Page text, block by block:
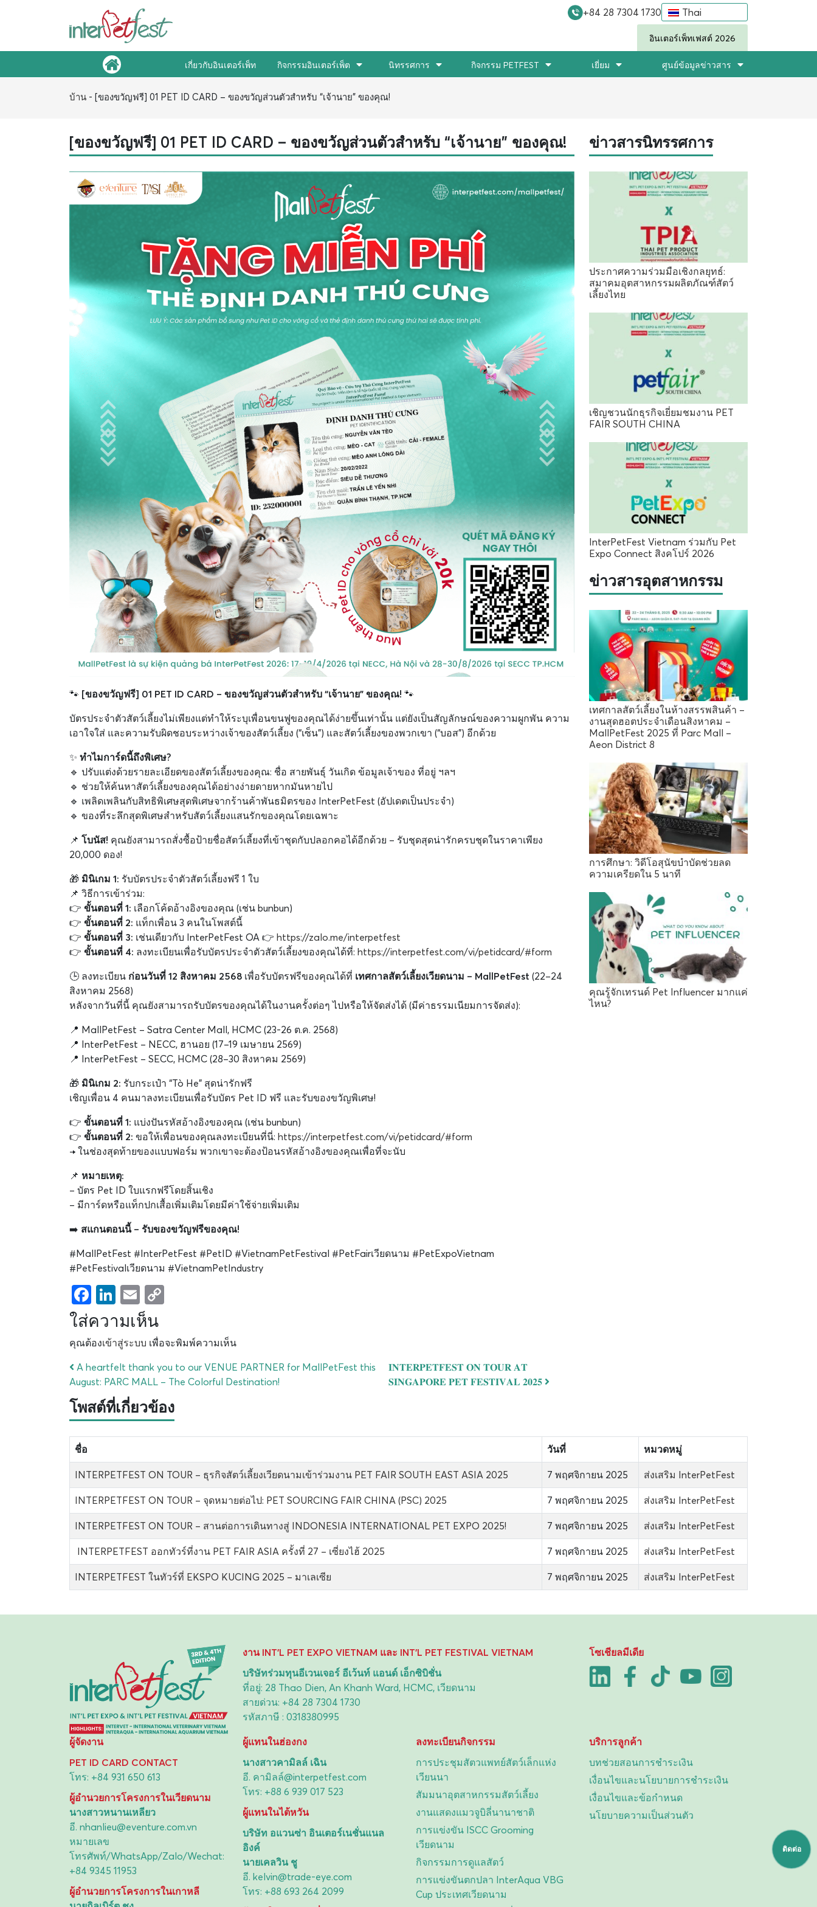
+84 28 7304 1730 Thai
อินเตอร์เพ็ทเฟสต์ 2026
เกี่ยวกับอินเตอร์เพ็ท กิจกรรมอินเตอร์เพ็ต นิทรรศการ กิจกรรม PETFEST เยี่ยม ศูนย์ข้อมูลข่าวสาร
บ้าน - [ของขวัญฟรี] 01 PET ID CARD – ของขวัญส่วนตัวสำหรับ “เจ้านาย” ของคุณ!
[ของขวัญฟรี] 01 PET ID CARD – ของขวัญส่วนตัวสำหรับ “เจ้านาย” ของคุณ!
🐾 [ของขวัญฟรี] 01 PET ID CARD – ของขวัญส่วนตัวสำหรับ “เจ้านาย” ของคุณ! 🐾
บัตรประจำตัวสัตว์เลี้ยงไม่เพียงแต่ทำให้ระบุเพื่อนขนฟูของคุณได้ง่ายขึ้นเท่านั้น แต่ยังเป็นสัญลักษณ์ของความผูกพัน ความ
เอาใจใส่ และความรับผิดชอบระหว่างเจ้าของสัตว์เลี้ยง (“เซ็น”) และสัตว์เลี้ยงของพวกเขา (“บอส”) อีกด้วย
✨ ทำไมการ์ดนี้ถึงพิเศษ?
🔹 ปรับแต่งด้วยรายละเอียดของสัตว์เลี้ยงของคุณ: ชื่อ สายพันธุ์ วันเกิด ข้อมูลเจ้าของ ที่อยู่ ฯลฯ
🔹 ช่วยให้ค้นหาสัตว์เลี้ยงของคุณได้อย่างง่ายดายหากมันหายไป
🔹 เพลิดเพลินกับสิทธิพิเศษสุดพิเศษจากร้านค้าพันธมิตรของ InterPetFest (อัปเดตเป็นประจำ)
🔹 ของที่ระลึกสุดพิเศษสำหรับสัตว์เลี้ยงแสนรักของคุณโดยเฉพาะ
📌 โบนัส! คุณยังสามารถสั่งซื้อป้ายชื่อสัตว์เลี้ยงที่เข้าชุดกับปลอกคอได้อีกด้วย – รับชุดสุดน่ารักครบชุดในราคาเพียง
20,000 ดอง!
🎁 มินิเกม 1: รับบัตรประจำตัวสัตว์เลี้ยงฟรี 1 ใบ
📌 วิธีการเข้าร่วม:
👉 ขั้นตอนที่ 1: เลือกโค้ดอ้างอิงของคุณ (เช่น bunbun)
👉 ขั้นตอนที่ 2: แท็กเพื่อน 3 คนในโพสต์นี้
👉 ขั้นตอนที่ 3: เช่นเดียวกับ InterPetFest OA 👉 https://zalo.me/interpetfest
👉 ขั้นตอนที่ 4: ลงทะเบียนเพื่อรับบัตรประจำตัวสัตว์เลี้ยงของคุณได้ที่: https://interpetfest.com/vi/petidcard/#form
🕒 ลงทะเบียน ก่อนวันที่ 12 สิงหาคม 2568 เพื่อรับบัตรฟรีของคุณได้ที่ เทศกาลสัตว์เลี้ยงเวียดนาม – MallPetFest (22–24
สิงหาคม 2568)
หลังจากวันที่นี้ คุณยังสามารถรับบัตรของคุณได้ในงานครั้งต่อๆ ไปหรือให้จัดส่งได้ (มีค่าธรรมเนียมการจัดส่ง):
📍 MallPetFest – Satra Center Mall, HCMC (23-26 ต.ค. 2568)
📍 InterPetFest – NECC, ฮานอย (17–19 เมษายน 2569)
📍 InterPetFest – SECC, HCMC (28–30 สิงหาคม 2569)
🎁 มินิเกม 2: รับกระเป๋า “Tò He” สุดน่ารักฟรี
เชิญเพื่อน 4 คนมาลงทะเบียนเพื่อรับบัตร Pet ID ฟรี และรับของขวัญพิเศษ!
👉 ขั้นตอนที่ 1: แบ่งปันรหัสอ้างอิงของคุณ (เช่น bunbun)
👉 ขั้นตอนที่ 2: ขอให้เพื่อนของคุณลงทะเบียนที่นี่: https://interpetfest.com/vi/petidcard/#form
→ ในช่องสุดท้ายของแบบฟอร์ม พวกเขาจะต้องป้อนรหัสอ้างอิงของคุณเพื่อที่จะนับ
📌 หมายเหตุ:
– บัตร Pet ID ใบแรกฟรีโดยสิ้นเชิง
– มีการ์ดหรือแท็กปกเสื้อเพิ่มเติมโดยมีค่าใช้จ่ายเพิ่มเติม
➡️ สแกนตอนนี้ – รับของขวัญฟรีของคุณ!
#MallPetFest #InterPetFest #PetID #VietnamPetFestival #PetFairเวียดนาม #PetExpoVietnam
#PetFestivalเวียดนาม #VietnamPetIndustry
Facebook
LinkedIn
Email
ใส่ความเห็น
คุณต้องเข้าสู่ระบบ เพื่อจะพิมพ์ความเห็น
A heartfelt thank you to our VENUE PARTNER for MallPetFest this
August: PARC MALL – The Colorful Destination!
𝐈𝐍𝐓𝐄𝐑𝐏𝐄𝐓𝐅𝐄𝐒𝐓 𝐎𝐍 𝐓𝐎𝐔𝐑 𝐀𝐓
𝐒𝐈𝐍𝐆𝐀𝐏𝐎𝐑𝐄 𝐏𝐄𝐓 𝐅𝐄𝐒𝐓𝐈𝐕𝐀𝐋 𝟐𝟎𝟐𝟓
ข่าวสารนิทรรศการ
ประกาศความร่วมมือเชิงกลยุทธ์:
สมาคมอุตสาหกรรมผลิตภัณฑ์สัตว์
เลี้ยงไทย
เชิญชวนนักธุรกิจเยี่ยมชมงาน PET
FAIR SOUTH CHINA
InterPetFest Vietnam ร่วมกับ Pet
Expo Connect สิงคโปร์ 2026
ข่าวสารอุตสาหกรรม
เทศกาลสัตว์เลี้ยงในห้างสรรพสินค้า –
งานสุดฮอตประจำเดือนสิงหาคม –
MallPetFest 2025 ที่ Parc Mall –
Aeon District 8
การศึกษา: วิดีโอสุนัขบำบัดช่วยลด
ความเครียดใน 5 นาที
คุณรู้จักเทรนด์ Pet Influencer มากแค่
ไหน?
โพสต์ที่เกี่ยวข้อง
ชื่อ วันที่ หมวดหมู่
INTERPETFEST ON TOUR – ธุรกิจสัตว์เลี้ยงเวียดนามเข้าร่วมงาน PET FAIR SOUTH EAST ASIA 2025 7 พฤศจิกายน 2025 ส่งเสริม InterPetFest
INTERPETFEST ON TOUR – จุดหมายต่อไป: PET SOURCING FAIR CHINA (PSC) 2025 7 พฤศจิกายน 2025 ส่งเสริม InterPetFest
INTERPETFEST ON TOUR – สานต่อการเดินทางสู่ INDONESIA INTERNATIONAL PET EXPO 2025! 7 พฤศจิกายน 2025 ส่งเสริม InterPetFest
INTERPETFEST ออกทัวร์ที่งาน PET FAIR ASIA ครั้งที่ 27 – เซี่ยงไฮ้ 2025 7 พฤศจิกายน 2025 ส่งเสริม InterPetFest
INTERPETFEST ในทัวร์ที่ EKSPO KUCING 2025 – มาเลเซีย 7 พฤศจิกายน 2025 ส่งเสริม InterPetFest
งาน INT'L PET EXPO VIETNAM และ INT'L PET FESTIVAL VIETNAM
บริษัทร่วมทุนอีเวนเจอร์ อีเว้นท์ แอนด์ เอ็กซิบิชั่น
ที่อยู่: 28 Thao Dien, An Khanh Ward, HCMC, เวียดนาม
สายด่วน: +84 28 7304 1730
รหัสภาษี : 0318380995
โซเชียลมีเดีย
ผู้จัดงาน
PET ID CARD CONTACT
โทร: +84 931 650 613
ผู้อำนวยการโครงการในเวียดนาม
นางสาวหนานเหลียว
อี. nhanlieu@eventure.com.vn
หมายเลข
โทรศัพท์/WhatsApp/Zalo/Wechat:
+84 9345 11953
ผู้อำนวยการโครงการในเกาหลี
ผู้แทนในฮ่องกง
นางสาวคามิลล์ เฉิน
อี. คามิลล์@interpetfest.com
โทร: +88 6 939 017 523
ผู้แทนในไต้หวัน
บริษัท อแวนซ่า อินเตอร์เนชั่นแนล
อิงค์
นายเคลวิน ชู
อี. kelvin@trade-eye.com
โทร: +88 693 264 2099
ลงทะเบียนกิจกรรม
การประชุมสัตวแพทย์สัตว์เล็กแห่ง
เวียนนา
สัมมนาอุตสาหกรรมสัตว์เลี้ยง
งานแสดงแมวจูบิลี่นานาชาติ
การแข่งขัน ISCC Grooming
เวียดนาม
กิจกรรมการดูแลสัตว์
การแข่งขันตกปลา InterAqua VBG
Cup ประเทศเวียดนาม
บริการลูกค้า
บทช่วยสอนการชำระเงิน
เงื่อนไขและนโยบายการชำระเงิน
เงื่อนไขและข้อกำหนด
นโยบายความเป็นส่วนตัว
ติดต่อ